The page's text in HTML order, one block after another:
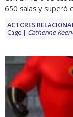
650 salas y superó
ACTORES
Cage
Catherine